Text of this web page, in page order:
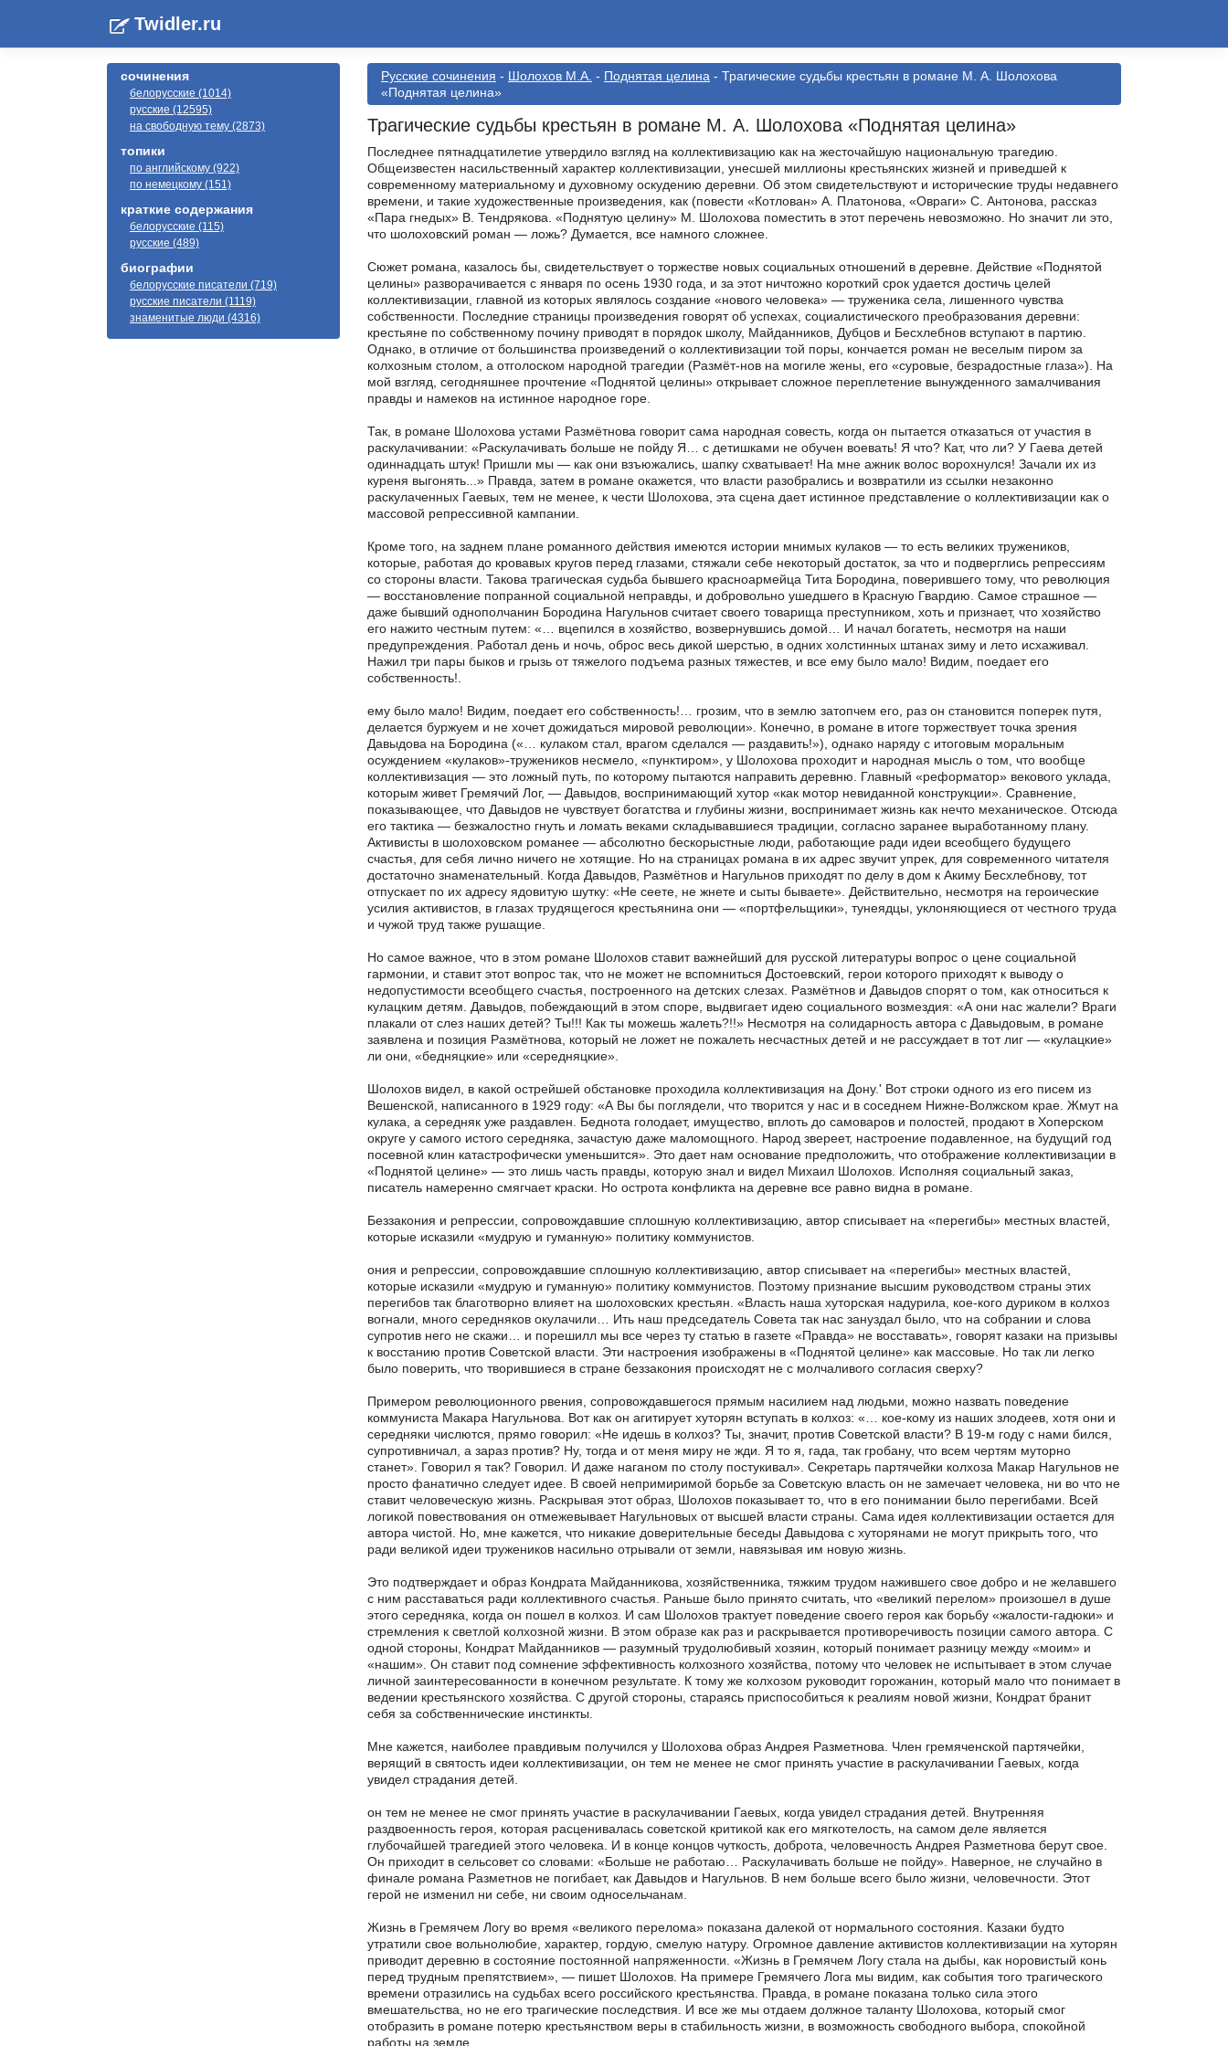
Twidler.ru
сочинения
белорусские (1014)
русские (12595)
на свободную тему (2873)
топики
по английскому (922)
по немецкому (151)
краткие содержания
белорусские (115)
русские (489)
биографии
белорусские писатели (719)
русские писатели (1119)
знаменитые люди (4316)
Русские сочинения - Шолохов М.А. - Поднятая целина - Трагические судьбы крестьян в романе М. А. Шолохова
«Поднятая целина»
Трагические судьбы крестьян в романе М. А. Шолохова «Поднятая целина»
Последнее пятнадцатилетие утвердило взгляд на коллективизацию как на жесточайшую национальную трагедию.
Общеизвестен насильственный характер коллективизации, унесшей миллионы крестьянских жизней и приведшей к
современному материальному и духовному оскудению деревни. Об этом свидетельствуют и исторические труды недавнего
времени, и такие художественные произведения, как (повести «Котлован» А. Платонова, «Овраги» С. Антонова, рассказ
«Пара гнедых» В. Тендрякова. «Поднятую целину» М. Шолохова поместить в этот перечень невозможно. Но значит ли это,
что шолоховский роман — ложь? Думается, все намного сложнее.
Сюжет романа, казалось бы, свидетельствует о торжестве новых социальных отношений в деревне. Действие «Поднятой
целины» разворачивается с января по осень 1930 года, и за этот ничтожно короткий срок удается достичь целей
коллективизации, главной из которых являлось создание «нового человека» — труженика села, лишенного чувства
собственности. Последние страницы произведения говорят об успехах, социалистического преобразования деревни:
крестьяне по собственному почину приводят в порядок школу, Майданников, Дубцов и Бесхлебнов вступают в партию.
Однако, в отличие от большинства произведений о коллективизации той поры, кончается роман не веселым пиром за
колхозным столом, а отголоском народной трагедии (Размёт-нов на могиле жены, его «суровые, безрадостные глаза»). На
мой взгляд, сегодняшнее прочтение «Поднятой целины» открывает сложное переплетение вынужденного замалчивания
правды и намеков на истинное народное горе.
Так, в романе Шолохова устами Размётнова говорит сама народная совесть, когда он пытается отказаться от участия в
раскулачивании: «Раскулачивать больше не пойду Я… с детишками не обучен воевать! Я что? Кат, что ли? У Гаева детей
одиннадцать штук! Пришли мы — как они взъюжались, шапку схватывает! На мне ажник волос ворохнулся! Зачали их из
куреня выгонять...» Правда, затем в романе окажется, что власти разобрались и возвратили из ссылки незаконно
раскулаченных Гаевых, тем не менее, к чести Шолохова, эта сцена дает истинное представление о коллективизации как о
массовой репрессивной кампании.
Кроме того, на заднем плане романного действия имеются истории мнимых кулаков — то есть великих тружеников,
которые, работая до кровавых кругов перед глазами, стяжали себе некоторый достаток, за что и подверглись репрессиям
со стороны власти. Такова трагическая судьба бывшего красноармейца Тита Бородина, поверившего тому, что революция
— восстановление попранной социальной неправды, и добровольно ушедшего в Красную Гвардию. Самое страшное —
даже бывший однополчанин Бородина Нагульнов считает своего товарища преступником, хоть и признает, что хозяйство
его нажито честным путем: «… вцепился в хозяйство, возвернувшись домой… И начал богатеть, несмотря на наши
предупреждения. Работал день и ночь, оброс весь дикой шерстью, в одних холстинных штанах зиму и лето исхаживал.
Нажил три пары быков и грызь от тяжелого подъема разных тяжестев, и все ему было мало! Видим, поедает его
собственность!.
ему было мало! Видим, поедает его собственность!… грозим, что в землю затопчем его, раз он становится поперек путя,
делается буржуем и не хочет дожидаться мировой революции». Конечно, в романе в итоге торжествует точка зрения
Давыдова на Бородина («… кулаком стал, врагом сделался — раздавить!»), однако наряду с итоговым моральным
осуждением «кулаков»-тружеников несмело, «пунктиром», у Шолохова проходит и народная мысль о том, что вообще
коллективизация — это ложный путь, по которому пытаются направить деревню. Главный «реформатор» векового уклада,
которым живет Гремячий Лог, — Давыдов, воспринимающий хутор «как мотор невиданной конструкции». Сравнение,
показывающее, что Давыдов не чувствует богатства и глубины жизни, воспринимает жизнь как нечто механическое. Отсюда
его тактика — безжалостно гнуть и ломать веками складывавшиеся традиции, согласно заранее выработанному плану.
Активисты в шолоховском романее — абсолютно бескорыстные люди, работающие ради идеи всеобщего будущего
счастья, для себя лично ничего не хотящие. Но на страницах романа в их адрес звучит упрек, для современного читателя
достаточно знаменательный. Когда Давыдов, Размётнов и Нагульнов приходят по делу в дом к Акиму Бесхлебнову, тот
отпускает по их адресу ядовитую шутку: «Не сеете, не жнете и сыты бываете». Действительно, несмотря на героические
усилия активистов, в глазах трудящегося крестьянина они — «портфельщики», тунеядцы, уклоняющиеся от честного труда
и чужой труд также рушащие.
Но самое важное, что в этом романе Шолохов ставит важнейший для русской литературы вопрос о цене социальной
гармонии, и ставит этот вопрос так, что не может не вспомниться Достоевский, герои которого приходят к выводу о
недопустимости всеобщего счастья, построенного на детских слезах. Размётнов и Давыдов спорят о том, как относиться к
кулацким детям. Давыдов, побеждающий в этом споре, выдвигает идею социального возмездия: «А они нас жалели? Враги
плакали от слез наших детей? Ты!!! Как ты можешь жалеть?!!» Несмотря на солидарность автора с Давыдовым, в романе
заявлена и позиция Размётнова, который не ложет не пожалеть несчастных детей и не рассуждает в тот лиг — «кулацкие»
ли они, «бедняцкие» или «середняцкие».
Шолохов видел, в какой острейшей обстановке проходила коллективизация на Дону.' Вот строки одного из его писем из
Вешенской, написанного в 1929 году: «А Вы бы поглядели, что творится у нас и в соседнем Нижне-Волжском крае. Жмут на
кулака, а середняк уже раздавлен. Беднота голодает, имущество, вплоть до самоваров и полостей, продают в Хоперском
округе у самого истого середняка, зачастую даже маломощного. Народ звереет, настроение подавленное, на будущий год
посевной клин катастрофически уменьшится». Это дает нам основание предположить, что отображение коллективизации в
«Поднятой целине» — это лишь часть правды, которую знал и видел Михаил Шолохов. Исполняя социальный заказ,
писатель намеренно смягчает краски. Но острота конфликта на деревне все равно видна в романе.
Беззакония и репрессии, сопровождавшие сплошную коллективизацию, автор списывает на «перегибы» местных властей,
которые исказили «мудрую и гуманную» политику коммунистов.
ония и репрессии, сопровождавшие сплошную коллективизацию, автор списывает на «перегибы» местных властей,
которые исказили «мудрую и гуманную» политику коммунистов. Поэтому признание высшим руководством страны этих
перегибов так благотворно влияет на шолоховских крестьян. «Власть наша хуторская надурила, кое-кого дуриком в колхоз
вогнали, много середняков окулачили… Ить наш председатель Совета так нас зануздал было, что на собрании и слова
супротив него не скажи… и порешилл мы все через ту статью в газете «Правда» не восставать», говорят казаки на призывы
к восстанию против Советской власти. Эти настроения изображены в «Поднятой целине» как массовые. Но так ли легко
было поверить, что творившиеся в стране беззакония происходят не с молчаливого согласия сверху?
Примером революционного рвения, сопровождавшегося прямым насилием над людьми, можно назвать поведение
коммуниста Макара Нагульнова. Вот как он агитирует хуторян вступать в колхоз: «… кое-кому из наших злодеев, хотя они и
середняки числются, прямо говорил: «Не идешь в колхоз? Ты, значит, против Советской власти? В 19-м году с нами бился,
супротивничал, а зараз против? Ну, тогда и от меня миру не жди. Я то я, гада, так гробану, что всем чертям муторно
станет». Говорил я так? Говорил. И даже наганом по столу постукивал». Секретарь партячейки колхоза Макар Нагульнов не
просто фанатично следует идее. В своей непримиримой борьбе за Советскую власть он не замечает человека, ни во что не
ставит человеческую жизнь. Раскрывая этот образ, Шолохов показывает то, что в его понимании было перегибами. Всей
логикой повествования он отмежевывает Нагульновых от высшей власти страны. Сама идея коллективизации остается для
автора чистой. Но, мне кажется, что никакие доверительные беседы Давыдова с хуторянами не могут прикрыть того, что
ради великой идеи тружеников насильно отрывали от земли, навязывая им новую жизнь.
Это подтверждает и образ Кондрата Майданникова, хозяйственника, тяжким трудом нажившего свое добро и не желавшего
с ним расставаться ради коллективного счастья. Раньше было принято считать, что «великий перелом» произошел в душе
этого середняка, когда он пошел в колхоз. И сам Шолохов трактует поведение своего героя как борьбу «жалости-гадюки» и
стремления к светлой колхозной жизни. В этом образе как раз и раскрывается противоречивость позиции самого автора. С
одной стороны, Кондрат Майданников — разумный трудолюбивый хозяин, который понимает разницу между «моим» и
«нашим». Он ставит под сомнение эффективность колхозного хозяйства, потому что человек не испытывает в этом случае
личной заинтересованности в конечном результате. К тому же колхозом руководит горожанин, который мало что понимает в
ведении крестьянского хозяйства. С другой стороны, стараясь приспособиться к реалиям новой жизни, Кондрат бранит
себя за собственнические инстинкты.
Мне кажется, наиболее правдивым получился у Шолохова образ Андрея Разметнова. Член гремяченской партячейки,
верящий в святость идеи коллективизации, он тем не менее не смог принять участие в раскулачивании Гаевых, когда
увидел страдания детей.
он тем не менее не смог принять участие в раскулачивании Гаевых, когда увидел страдания детей. Внутренняя
раздвоенность героя, которая расценивалась советской критикой как его мягкотелость, на самом деле является
глубочайшей трагедией этого человека. И в конце концов чуткость, доброта, человечность Андрея Разметнова берут свое.
Он приходит в сельсовет со словами: «Больше не работаю… Раскулачивать больше не пойду». Наверное, не случайно в
финале романа Разметнов не погибает, как Давыдов и Нагульнов. В нем больше всего было жизни, человечности. Этот
герой не изменил ни себе, ни своим односельчанам.
Жизнь в Гремячем Логу во время «великого перелома» показана далекой от нормального состояния. Казаки будто
утратили свое вольнолюбие, характер, гордую, смелую натуру. Огромное давление активистов коллективизации на хуторян
приводит деревню в состояние постоянной напряженности. «Жизнь в Гремячем Логу стала на дыбы, как норовистый конь
перед трудным препятствием», — пишет Шолохов. На примере Гремячего Лога мы видим, как события того трагического
времени отразились на судьбах всего российского крестьянства. Правда, в романе показана только сила этого
вмешательства, но не его трагические последствия. И все же мы отдаем должное таланту Шолохова, который смог
отобразить в романе потерю крестьянством веры в стабильность жизни, в возможность свободного выбора, спокойной
работы на земле.